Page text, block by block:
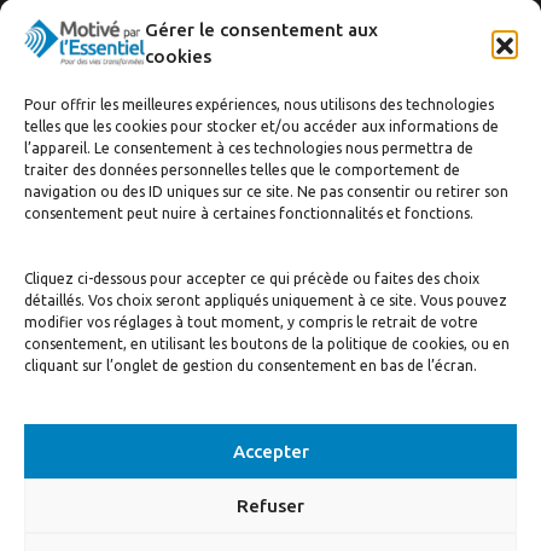
Gérer le consentement aux
cookies
Pour offrir les meilleures expériences, nous utilisons des technologies
telles que les cookies pour stocker et/ou accéder aux informations de
l’appareil. Le consentement à ces technologies nous permettra de
traiter des données personnelles telles que le comportement de
navigation ou des ID uniques sur ce site. Ne pas consentir ou retirer son
consentement peut nuire à certaines fonctionnalités et fonctions.
Cliquez ci-dessous pour accepter ce qui précède ou faites des choix
détaillés. Vos choix seront appliqués uniquement à ce site. Vous pouvez
modifier vos réglages à tout moment, y compris le retrait de votre
consentement, en utilisant les boutons de la politique de cookies, ou en
cliquant sur l’onglet de gestion du consentement en bas de l’écran.
Accepter
Refuser
J’accepte de recevoir la newsletter
S'inscrire
© Motivé par l'Essentiel, 2020. Tous droits réservés. Conception:Visuall